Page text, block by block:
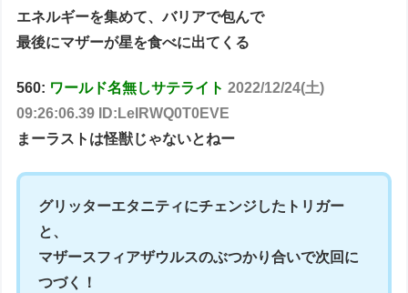
エネルギーを集めて、バリアで包んで
最後にマザーが星を食べに出てくる
560: ワールド名無しサテライト 2022/12/24(土)
09:26:06.39 ID:LeIRWQ0T0EVE
まーラストは怪獣じゃないとねー
グリッターエタニティにチェンジしたトリガー
と、
マザースフィアザウルスのぶつかり合いで次回に
つづく！